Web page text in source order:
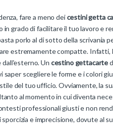
fare a meno deicestini getta
in grado di facilitare il tuo lavoro e
porlo al di sotto della scrivania
estremamente compatte. Infatti,
dall'esterno. Un cestino gettacarte
saper scegliere le forme e i colori
del tuo ufficio. Ovviamente, la
al momento in cui diventa
professionali giusti e non
sporcizia e imprecisione, dovute al